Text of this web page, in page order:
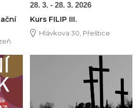
28. 3. - 28. 3. 2026
Kurs FILIP III.
Hlávkova 30, Přeštice